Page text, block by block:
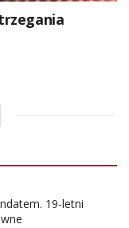
19-letni